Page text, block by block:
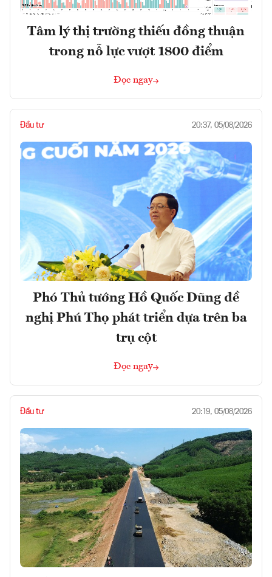
Tâm lý thị trường thiếu đồng thuận
trong nỗ lực vượt 1800 điểm
Đọc ngay
Đầu tư 20:37, 05/08/2026
Phó Thủ tướng Hồ Quốc Dũng đề
nghị Phú Thọ phát triển dựa trên ba
trụ cột
Đọc ngay
Đầu tư 20:19, 05/08/2026